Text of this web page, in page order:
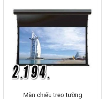
Màn chiếu treo tường